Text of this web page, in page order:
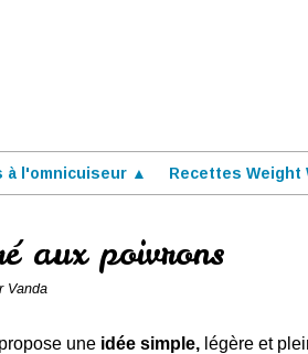
à l'omnicuiseur ▲ Recettes Weight
aux poivrons
Vanda
une idée simple,légère et